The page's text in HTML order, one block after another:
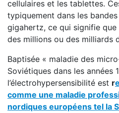
cellulaires et les tablettes.
typiquement dans les
gigahertz, ce qui signifie que
des millions ou des milliards
Baptisée « maladie des
Soviétiques dans les années
l’électrohypersensibilité est r
comme une maladie
nordiques européens tel la